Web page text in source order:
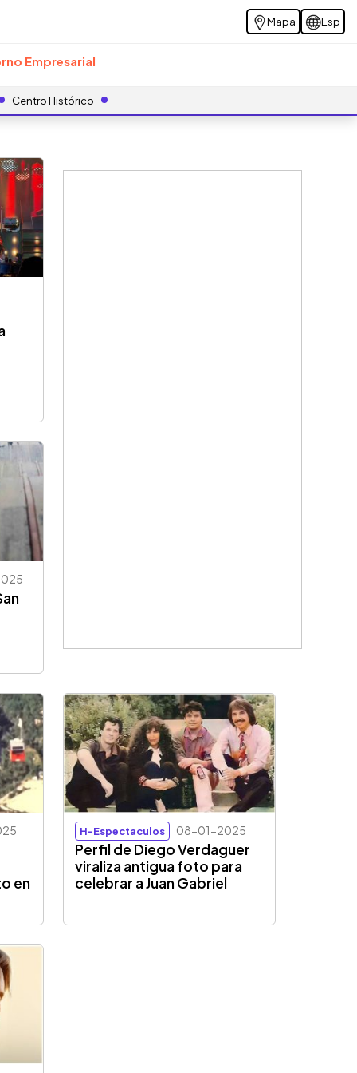
Mapa Esp
Empresarial
Centro Histórico
en
H-Espectaculos 08-01-2025
Perfil de Diego Verdaguer
viraliza antigua foto para
celebrar a Juan Gabriel